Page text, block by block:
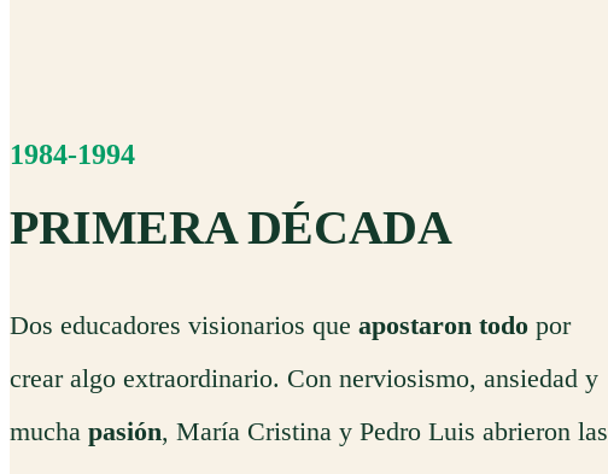
1984-1994
PRIMERA DÉCADA
Dos educadores visionarios que apostaron todo por
crear algo extraordinario. Con nerviosismo, ansiedad y
mucha pasión, María Cristina y Pedro Luis abrieron las